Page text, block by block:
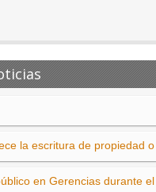
la escritura de propiedad o
en Gerencias durante